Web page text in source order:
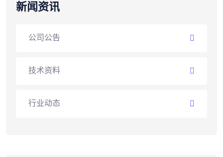
新闻资讯
公司公告
技术资料
行业动态